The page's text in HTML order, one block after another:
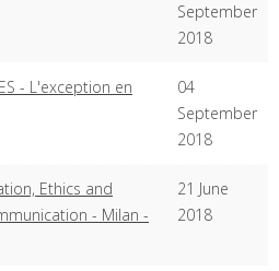
September
2018
- L'exception en
04
September
2018
Ethics and
- Milan -
21 June
2018